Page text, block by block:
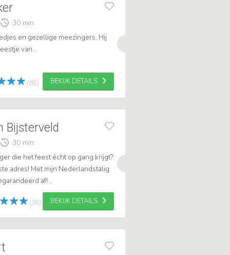
30 min
en gezellige meezingers. Hij
van. .
(86) BEKIJK DETAILS
Bijsterveld
30 min
die het feest écht op gang krijgt?
adres! Met mijn Nederlandstalig
af! .
(36) BEKIJK DETAILS